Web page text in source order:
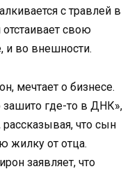
с травлей в
свою
и во внешности.
мечтает о бизнесе.
зашито где-то в ДНК»,
что сын
жилку от отца.
заявляет, что